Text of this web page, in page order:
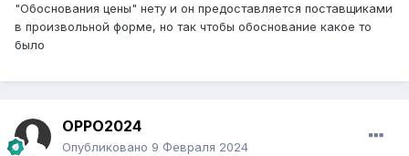
"Обоснования цены" нету и он предоставляется поставщиками
в произвольной форме, но так чтобы обоснование какое то
было
OPPO2024
Опубликовано 9 Февраля 2024